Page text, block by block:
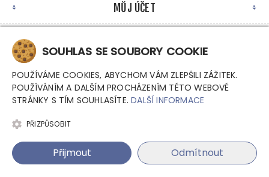
MŮJ ÚČET
Všechna práva vyhrazena.
SOUHLAS SE SOUBORY COOKIE
POUŽÍVÁME COOKIES, ABYCHOM VÁM ZLEPŠILI ZÁŽITEK.
POUŽÍVÁNÍM A DALŠÍM PROCHÁZENÍM TÉTO WEBOVÉ
STRÁNKY S TÍM SOUHLASÍTE.DALŠÍ INFORMACE
PŘIZPŮSOBIT
Přijmout Odmítnout